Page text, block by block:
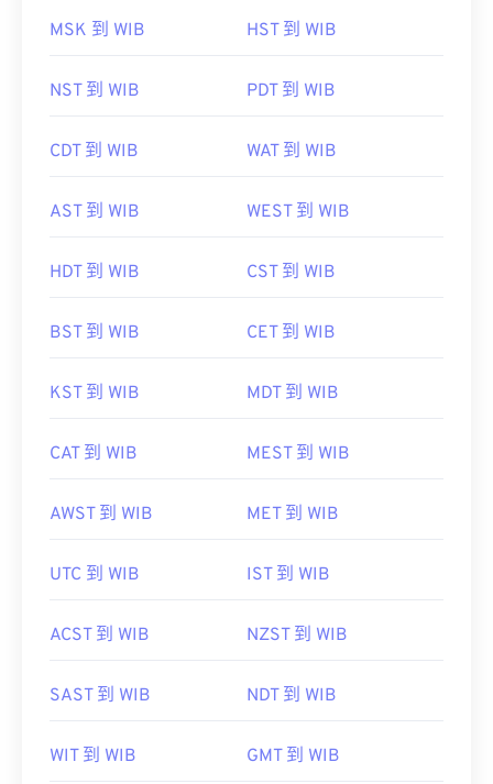
MSK 到 WIB HST 到 WIB
NST 到 WIB PDT 到 WIB
CDT 到 WIB WAT 到 WIB
AST 到 WIB WEST 到 WIB
HDT 到 WIB CST 到 WIB
BST 到 WIB CET 到 WIB
KST 到 WIB MDT 到 WIB
CAT 到 WIB MEST 到 WIB
AWST 到 WIB MET 到 WIB
UTC 到 WIB IST 到 WIB
ACST 到 WIB NZST 到 WIB
SAST 到 WIB NDT 到 WIB
WIT 到 WIB GMT 到 WIB